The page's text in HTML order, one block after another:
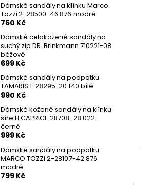
Dámské sandály na klínku Marco
Tozzi 2-28500-46 876 modré
760 Kč
Dámské celokožené sandály na
suchý zip DR. Brinkmann 710221-08
béžové
699 Kč
Dámské sandály na podpatku
TAMARIS 1-28295-20 140 bílé
990 Kč
Dámské kožené sandály na klínku
šíře H CAPRICE 28708-28 022
černé
999 Kč
Dámské sandály na podpatku
MARCO TOZZI 2-28107-42 876
modré
799 Kč